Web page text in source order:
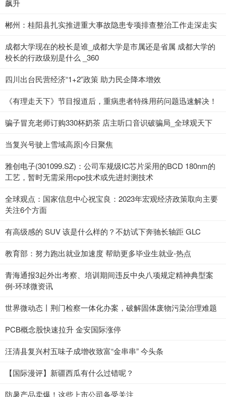
飙升
郴州：桂阳县扎实推进重大事故隐患专项排查整治工作走深走实
成都大学现在的校长是谁_成都大学是市属还是省属 成都大学的
校长的行政级别是什么 _360
四川出台民营经济“1+2”政策 助力民企降本增效
《有理走天下》节目报道后，重病患者特殊用药问题迅速解决！
骗子冒充老师订购330杯奶茶 店主听口音识破骗局_全球观天下
当复兴号驶上雪域高原|今日聚焦
雅创电子(301099.SZ)：公司车规级IC芯片采用的BCD 180nm的
工艺，暂时无需采用cpo技术或先进封测技术
全球观点：国家信息中心祝宝良：2023年宏观经济政策取向主要
关注6个方面
有高级感的 SUV 该是什么样的？不妨试下奔驰长轴距 GLC
教育部：努力跑出就业加速度 帮助更多毕业生就业-热点
青海通报3起外出考察、培训期间违反中央八项规定精神典型案
例-环球微资讯
世界微动态丨荆门检察一体化办案，破解固体废物污染治理难题
PCB概念股快速拉升 金安国际涨停
汪清县复兴村五味子成增收致富“金串串” 今头条
【国际漫评】新疆西瓜有什么过错呢？
防暑产品卖爆！这些上市公司备受关注